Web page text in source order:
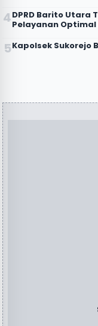
DPRD Barito Utara
Pelayanan
Kapolsek Sukorejo